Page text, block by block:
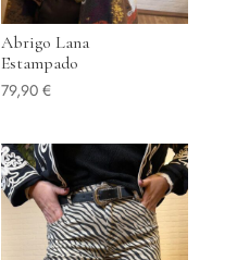
Abrigo Lana
Estampado
79,90€